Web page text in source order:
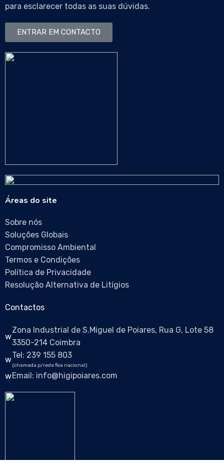
para esclarecer todas as suas dúvidas.
ENTRAR EM CONTACTO
Áreas do site
Sobre nós
Soluções Globais
Compromisso Ambiental
Termos e Condições
Política de Privacidade
Resolução Alternativa de Litígios
Contactos
Zona Industrial de S.Miguel de Poiares, Rua G, Lote 58
3350-214 Coimbra
Tel: 239 155 803
(chamada p/rede fixa nacional)
Email: info@higipoiares.com